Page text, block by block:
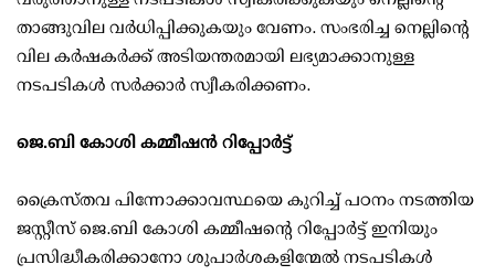
താങ്ങുവില വര്‍ധിപ്പിക്കുകയും വേണം. സംഭരിച്ച നെല്ലിന്റെ
വില കര്‍ഷകര്‍ക്ക് അടിയന്തരമായി ലഭ്യമാക്കാനുള്ള
നടപടികള്‍ സര്‍ക്കാര്‍ സ്വീകരിക്കണം.
ജെ.ബി കോശി കമ്മീഷന്‍ റിപ്പോര്‍ട്ട്
ക്രൈസ്തവ പിന്നോക്കാവസ്ഥയെ കുറിച്ച് പഠനം നടത്തിയ
ജസ്റ്റീസ് ജെ.ബി കോശി കമ്മീഷന്റെ റിപ്പോര്‍ട്ട് ഇനിയും
പ്രസിദ്ധീകരിക്കാനോ ശുപാര്‍ശകളിന്മേല്‍ നടപടികള്‍